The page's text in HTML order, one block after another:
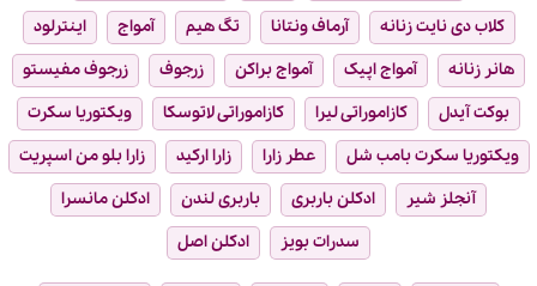
کلاب دی نایت زنانه
آرماف ونتانا تگ هیم آمواج
اینترلود
هانر زنانه
آمواج اپیک آمواج براکن زرجوف
زرجوف مفیستو
بوکت آیدل
کازاموراتی لیرا کازاموراتی لاتوسکا
ویکتوریا سکرت
ویکتوریا سکرت بامب شل
عطر زارا زارا ارکید
زارا بلو من اسپریت
آنجلز شیر
ادکلن باربری باربری لندن
ادکلن مانسرا
سدرات بویز
ادکلن اصل